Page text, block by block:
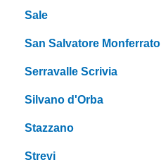
Sale
San Salvatore Monferrato
Serravalle Scrivia
Silvano d'Orba
Stazzano
Strevi